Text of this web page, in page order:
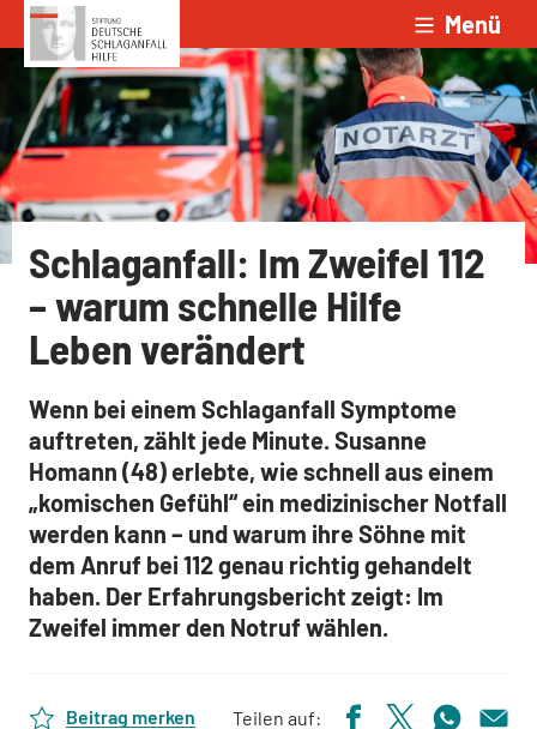
Zum Inhalt springen Menü
Schlaganfall: Im Zweifel 112
– warum schnelle Hilfe
Leben verändert
Wenn bei einem Schlaganfall Symptome
auftreten, zählt jede Minute. Susanne
Homann (48) erlebte, wie schnell aus einem
„komischen Gefühl“ ein medizinischer Notfall
werden kann – und warum ihre Söhne mit
dem Anruf bei 112genau richtig gehandelt
haben. Der Erfahrungsbericht zeigt: Im
Zweifel immer den Notruf wählen.
Beitrag merken Teilen auf: